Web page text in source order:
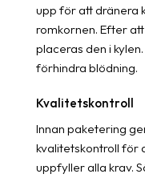
upp för att dränera
romkornen. Efter
placeras den i
förhindra blödning.
Kvalitetskontroll
Innan paketering
kvalitetskontroll för
uppfyller alla krav.